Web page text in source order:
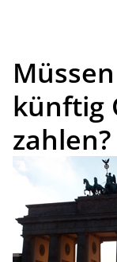
künftig
zahlen?